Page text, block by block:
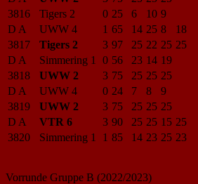
3816
Tigers 2 0 25 6 10 9
D A
UWW 4 1 65 14 25 8
18
3817
Tigers 2 3 97 25 22 25 25
D A
Simmering 1 0 56 23 14 19
3818
UWW 2 3 75 25 25 25
D A
UWW 4 0 24 7 8
9
3819
UWW 2 3 75 25 25 25
D A
VTR 6 3 90 25 25 15 25
3820
Simmering 1 1 85 14 23 25 23
Vorrunde Gruppe B (2022/2023)